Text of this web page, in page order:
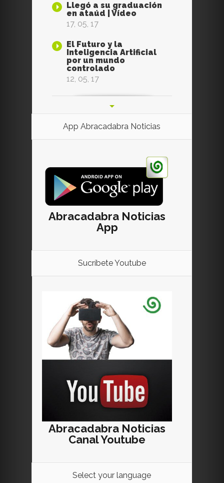
Llegó a su graduación
en ataúd | Vídeo
17, 05, 17
El Futuro y la
Inteligencia Artificial
por un mundo
controlado
12, 05, 17
App Abracadabra Noticias
Abracadabra Noticias
App
Sucríbete Youtube
Abracadabra Noticias
Canal Youtube
Select your language